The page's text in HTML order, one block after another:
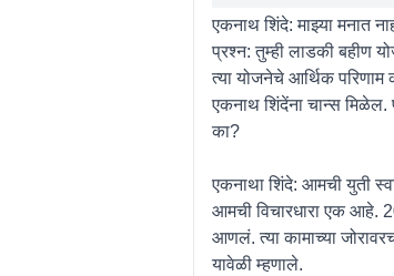
एकनाथ शिंदे:माझ्या मनात
प्रश्न:तुम्ही लाडकी बहीण
त्या योजनेचे आर्थिक
एकनाथ शिंदेंना चान्स मिळेल.
का?
एकनाथा शिंदे: आमची युती
आमची विचारधारा एक आहे.
आणलं. त्या कामाच्या
यावेळी म्हणाले.